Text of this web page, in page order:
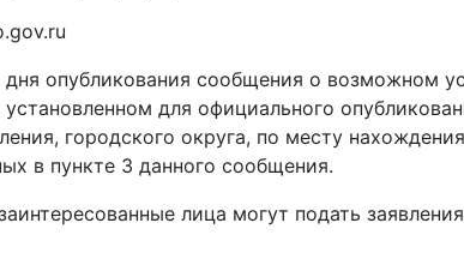
опубликования сообщения о возможном
для официального
городского округа, по месту
в пункте 3 данного сообщения.
лица могут подать